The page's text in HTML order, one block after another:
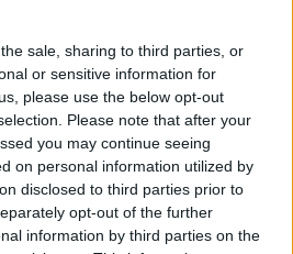
sale, sharing to third parties, or
or sensitive information for
please use the below opt-out
Please note that after your
you may continue seeing
on personal information utilized by
disclosed to third parties prior to
opt-out of the further
information by third parties on the
reviews